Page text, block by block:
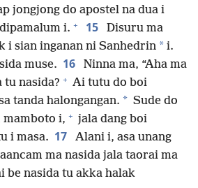
jongjong do apostel na dua i
i. + 15
Disuru ma
i sian inganan ni Sanhedrin * i.
muse. 16
Ninna ma, “Aha ma
nasida? + Ai tutu do boi
tanda halongangan. * Sude do
mamboto i, + jala dang boi
i masa. 17
Alani i, asa unang
ma nasida jala taorai ma
be nasida tu akka halak